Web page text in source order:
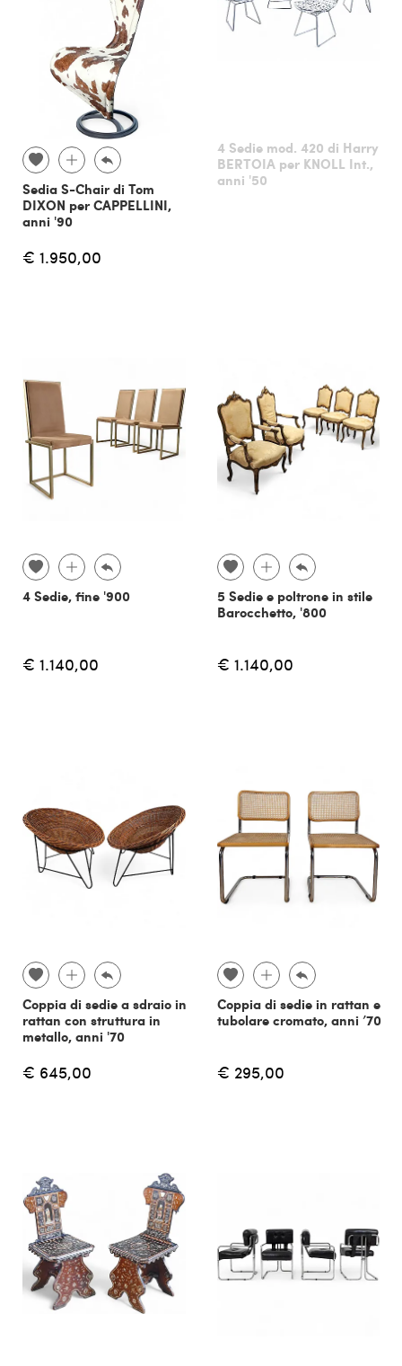
Sedia S-Chair di Tom
DIXON per CAPPELLINI,
anni '90
€ 1.950,00
4 Sedie mod. 420 di Harry
BERTOIA per KNOLL Int.,
anni '50
4 Sedie, fine '900
€ 1.140,00
5 Sedie e poltrone in stile
Barocchetto, '800
€ 1.140,00
Coppia di sedie a sdraio in
rattan con struttura in
metallo, anni '70
€ 645,00
Coppia di sedie in rattan e
tubolare cromato, anni ’70
€ 295,00